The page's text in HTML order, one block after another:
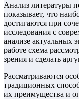
Анализ литературы
показывает, что
достигаются при
исследования с
анализе актуальных
работе схема
зрения и сделать
Рассматриваются
традиционных
их преимущества и